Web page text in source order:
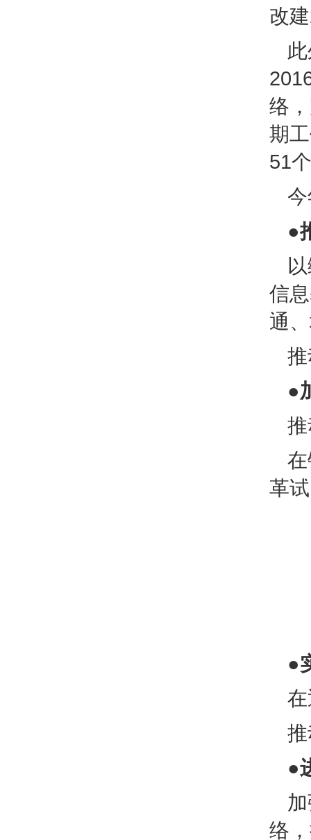
改
络
期
51
●
信
通
●
革
●
●
络